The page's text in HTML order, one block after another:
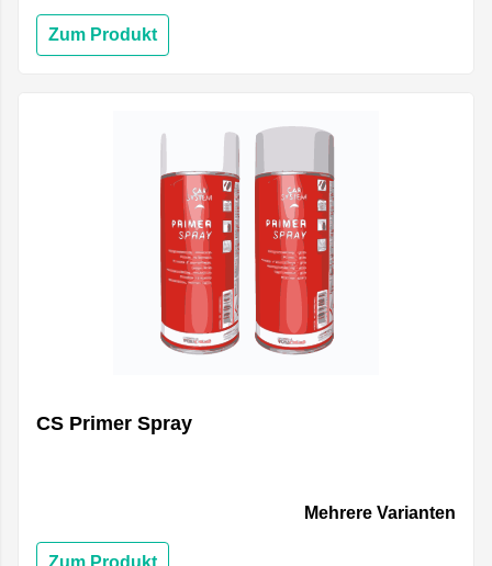
Zum Produkt
CS Primer Spray
Mehrere Varianten
Zum Produkt